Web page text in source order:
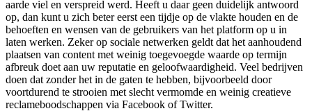
aarde viel en verspreid werd. Heeft u daar geen duidelijk antwoord
op, dan kunt u zich beter eerst een tijdje op de vlakte houden en de
behoeften en wensen van de gebruikers van het platform op u in
laten werken. Zeker op sociale netwerken geldt dat het aanhoudend
plaatsen van content met weinig toegevoegde waarde op termijn
afbreuk doet aan uw reputatie en geloofwaardigheid. Veel bedrijven
doen dat zonder het in de gaten te hebben, bijvoorbeeld door
voortdurend te strooien met slecht vermomde en weinig creatieve
reclameboodschappen via Facebook of Twitter.